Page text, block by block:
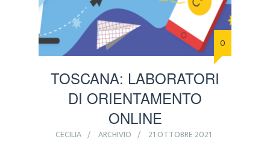
0
TOSCANA: LABORATORI
DI ORIENTAMENTO
ONLINE
CECILIA ARCHIVIO 21 OTTOBRE 2021